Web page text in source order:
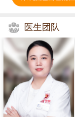
医生团队